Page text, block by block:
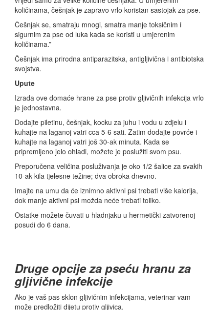
količinama, češnjak je zapravo vrlo koristan sastojak za pse.
Češnjak se, smatraju mnogi, smatra manje toksičnim i
sigurnim za pse od luka kada se koristi u umjerenim
količinama.”
Češnjak ima prirodna antiparazitska, antigljivična i antibiotska
svojstva.
Upute
Izrada ove domaće hrane za pse protiv gljivičnih infekcija vrlo
je jednostavna.
Dodajte piletinu, češnjak, kocku za juhu i vodu u zdjelu i
kuhajte na laganoj vatri cca 5-6 sati. Zatim dodajte povrće i
kuhajte na laganoj vatri još 30-ak minuta. Kada se
pripremljeno jelo ohladi, možete je poslužiti svom psu.
Preporučena veličina posluživanja je oko 1/2 šalice za svakih
10-ak kila tjelesne težine; dva obroka dnevno.
Imajte na umu da će iznimno aktivni psi trebati više kalorija,
dok manje aktivni psi možda neće trebati toliko.
Ostatke možete čuvati u hladnjaku u hermetički zatvorenoj
posudi do 6 dana.
Druge opcije za pseću hranu za
gljivične infekcije
Ako je vaš pas sklon gljivičnim infekcijama, veterinar vam
može predložiti dijetu protiv gljivica.